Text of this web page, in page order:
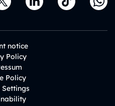
notice
Policy
Policy